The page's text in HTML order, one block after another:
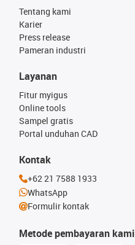
Tentang kami
Karier
Press release
Pameran industri
Metode pembayaran kami
Layanan
Fitur myigus
Online tools
Sampel gratis
Portal unduhan CAD
Kontak
+62 21 7588 1933
WhatsApp
Formulir kontak